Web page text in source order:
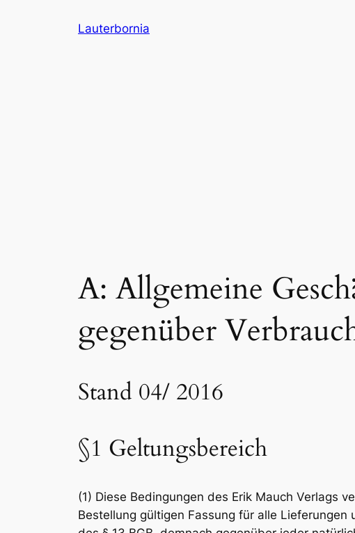
Lauterbornia
A: Allgemeine
gegenüber
Stand 04/ 2016
§1 Geltungsbereich
(1) Diese Bedingungen des Erik Mauch Verlags
Bestellung gültigen Fassung für alle Lieferungen